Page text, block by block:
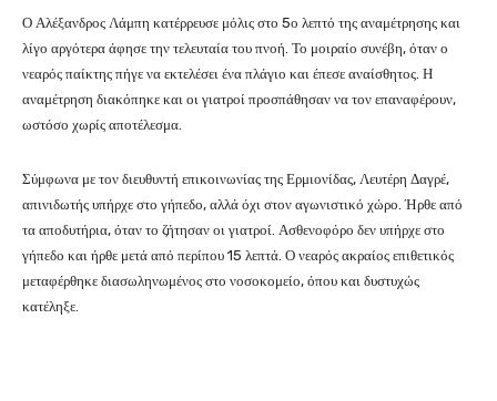
Ο Αλέξανδρος Λάμπη κατέρρευσε μόλις στο 5ο λεπτό της αναμέτρησης και
λίγο αργότερα άφησε την τελευταία του πνοή. Το μοιραίο συνέβη, όταν ο
νεαρός παίκτης πήγε να εκτελέσει ένα πλάγιο και έπεσε αναίσθητος. Η
αναμέτρηση διακόπηκε και οι γιατροί προσπάθησαν να τον επαναφέρουν,
ωστόσο χωρίς αποτέλεσμα.
Σύμφωνα με τον διευθυντή επικοινωνίας της Ερμιονίδας, Λευτέρη Δαγρέ,
απινιδωτής υπήρχε στο γήπεδο, αλλά όχι στον αγωνιστικό χώρο. Ήρθε από
τα αποδυτήρια, όταν το ζήτησαν οι γιατροί. Ασθενοφόρο δεν υπήρχε στο
γήπεδο και ήρθε μετά από περίπου 15 λεπτά. Ο νεαρός ακραίος επιθετικός
μεταφέρθηκε διασωληνωμένος στο νοσοκομείο, όπου και δυστυχώς
κατέληξε.